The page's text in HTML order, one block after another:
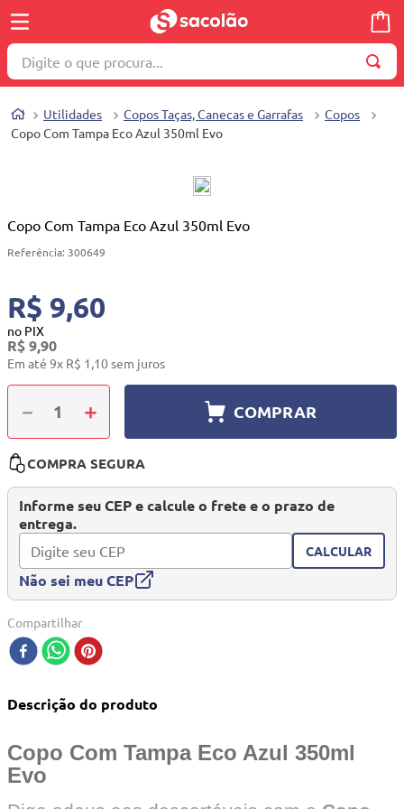
Digite o que procura...
Utilidades Copos Taças, Canecas e Garrafas
Copos
Copo Com Tampa Eco Azul 350ml Evo
Copo Com Tampa Eco Azul 350ml Evo
Referência: 300649
R$ 9,60
no PIX
R$9,90
Em até 9x R$ 1,10sem juros
＋
－ COMPRAR
COMPRA SEGURA
Informe seu CEP e calcule o frete e o prazo de
entrega.
CALCULAR
Não sei meu CEP
Compartilhar
Descrição do produto
Copo Com Tampa Eco Azul 350ml
Evo
1º
wella
4º
toalha
10
quadriciclo